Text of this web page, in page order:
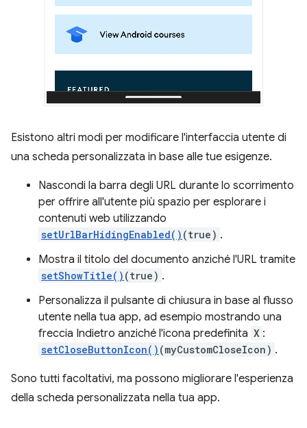
Esistono altri modi per modificare l'interfaccia utente di
una scheda personalizzata in base alle tue esigenze.
Nascondi la barra degli URL durante lo scorrimento
per offrire all'utente più spazio per esplorare i
contenuti web utilizzando
setUrlBarHidingEnabled() (true) .
Mostra il titolo del documento anziché l'URL tramite
setShowTitle() (true) .
Personalizza il pulsante di chiusura in base al flusso
utente nella tua app, ad esempio mostrando una
freccia Indietro anziché l'icona predefinita X :
setCloseButtonIcon() (myCustomCloseIcon) .
Sono tutti facoltativi, ma possono migliorare l'esperienza
della scheda personalizzata nella tua app.